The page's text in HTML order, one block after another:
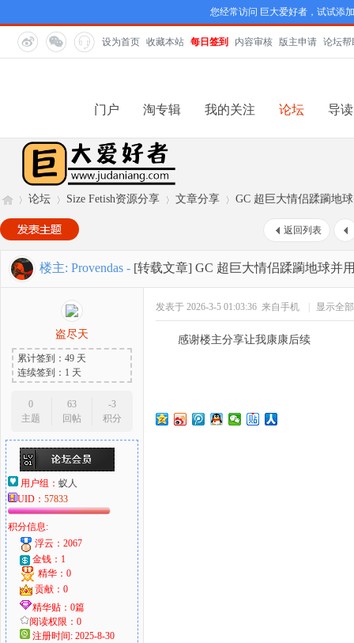
您经常访问 巨大爱好者，试试添
设为首页 收藏本站 每日签到 内容审核 版主申请 论坛帮
门户 淘专辑 我的关注 论坛 导读
巨
爱
»
论坛
›
Size Fetish资源分享
›
文章分享
›
GC 超巨大情侣蹂躏地
返回列表
楼主: Provendas - [转载文章] GC 超巨大情侣蹂躏地球并
盗尽天
累计签到：49 天
连续签到：1 天
0
主题
63
回帖
-3
积分
用户组： 蚁人
UID： 57833
积分信息:
浮云：2067
金钱：1
精华：0
贡献：0
精华贴：0篇
阅读权限：0
注册时间: 2025-8-30
发表于 2026-3-5 01:03:36 来自手机 显示全
感谢楼主分享让我康康后续